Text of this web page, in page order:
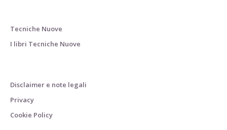
Tecniche Nuove
I libri Tecniche Nuove
Disclaimer e note legali
Privacy
Cookie Policy